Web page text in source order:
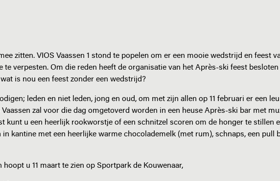
zitten. VIOS Vaassen 1 stond te popelen om er een mooie wedstrijd en feest
te verpesten. Om die reden heeft de organisatie van het Après-ski feest
is nou een feest zonder een wedstrijd?
leden en niet leden, jong en oud, om met zijn allen op 11 februari er een
zal voor die dag omgetoverd worden in een heuse Après-ski bar met
kunt u een heerlijk rookworstje of een schnitzel scoren om de honger te stillen
kantine met een heerlijke warme chocolademelk (met rum), schnaps, een pull
hoopt u 11 maart te zien op Sportpark de Kouwenaar,